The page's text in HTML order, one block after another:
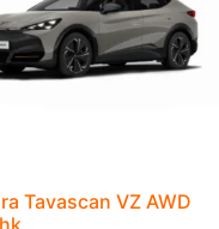
Tavascan VZ AWD